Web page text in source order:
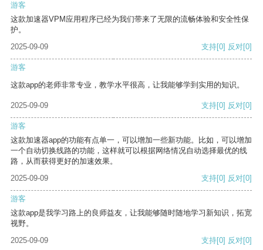
游客
这款加速器VPM应用程序已经为我们带来了无限的流畅体验和安全性保
护。
2025-09-09
支持[0] 反对[0]
游客
这款app的老师非常专业，教学水平很高，让我能够学到实用的知识。
2025-09-09 支持[0] 反对[0]
游客
这款加速器app的功能有点单一，可以增加一些新功能。比如，可以增加
一个自动切换线路的功能，这样就可以根据网络情况自动选择最优的线
路，从而获得更好的加速效果。
2025-09-09
支持[0] 反对[0]
游客
这款app是我学习路上的良师益友，让我能够随时随地学习新知识，拓宽
视野。
2025-09-09
支持[0] 反对[0]